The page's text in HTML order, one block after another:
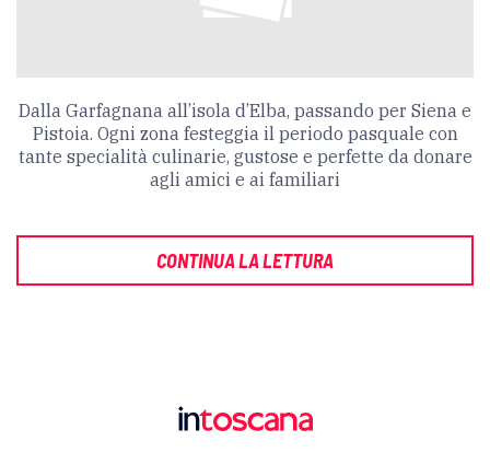
Dalla Garfagnana all’isola d’Elba, passando per Siena e
Pistoia. Ogni zona festeggia il periodo pasquale con
tante specialità culinarie, gustose e perfette da donare
agli amici e ai familiari
CONTINUA LA LETTURA